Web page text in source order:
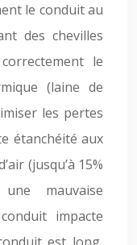
le conduit au
des chevilles
le
(laine de
les pertes
étanchéité aux
(jusqu’à 15%
mauvaise
impacte